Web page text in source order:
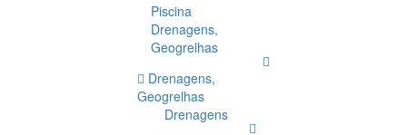
Piscina
Drenagens,
Geogrelhas
Drenagens,
Geogrelhas
Drenagens